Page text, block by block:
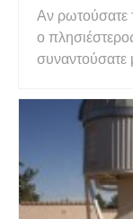
Αν ρωτούσατε
ο
συναντούσατε
πραγματικά
σε εμάς πλανήτης. Ακόμη πιο